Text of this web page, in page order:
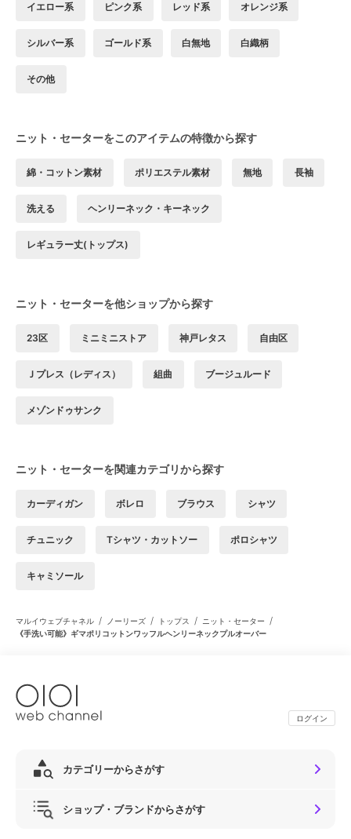
イエロー系 ピンク系 レッド系 オレンジ系
シルバー系 ゴールド系 白無地 白織柄
その他
ニット・セーターをこのアイテムの特徴から探す
綿・コットン素材 ポリエステル素材 無地 長袖
洗える ヘンリーネック・キーネック
レギュラー丈(トップス)
ニット・セーターを他ショップから探す
23区 ミニミニストア 神戸レタス 自由区
Ｊプレス（レディス） 組曲 ブージュルード
メゾンドゥサンク
ニット・セーターを関連カテゴリから探す
カーディガン ボレロ ブラウス シャツ
チュニック Tシャツ・カットソー ポロシャツ
キャミソール
マルイウェブチャネル / ノーリーズ / トップス / ニット・セーター /
《手洗い可能》ギマポリコットンワッフルヘンリーネックプルオーバー
ログイン
カテゴリーからさがす
ショップ・ブランドからさがす